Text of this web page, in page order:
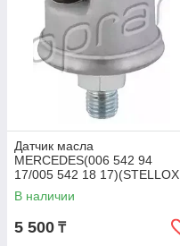
Датчик масла
MERCEDES(006 542 94
17/005 542 18 17)(STELLOX
06-08018-SX)
В наличии
5 500 ₸